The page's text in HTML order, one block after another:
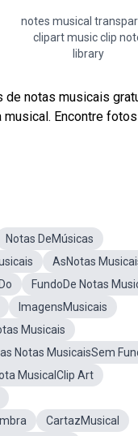
notes musical
clipart music clip
library
notas musicais
Encontre
Notas DeMúsicas
AsNotas
FundoDe Notas
ImagensMusicais
Musicais
Notas MusicaisSem
MusicalClip Art
CartazMusical